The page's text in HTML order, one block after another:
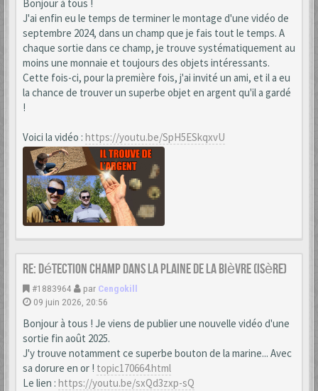
Bonjour à tous !
J'ai enfin eu le temps de terminer le montage d'une vidéo de
septembre 2024, dans un champ que je fais tout le temps. A
chaque sortie dans ce champ, je trouve systématiquement au
moins une monnaie et toujours des objets intéressants.
Cette fois-ci, pour la première fois, j'ai invité un ami, et il a eu
la chance de trouver un superbe objet en argent qu'il a gardé
!
Voici la vidéo : https://youtu.be/SpH5ESkqxvU
Re: Détection champ dans la Plaine de la Bièvre (Isère)
#1883964 par Cengokill
09 juin 2026, 20:56
Bonjour à tous ! Je viens de publier une nouvelle vidéo d'une
sortie fin août 2025.
J'y trouve notamment ce superbe bouton de la marine... Avec
sa dorure en or ! topic170664.html
Le lien : https://youtu.be/sxQd3zxp-sQ